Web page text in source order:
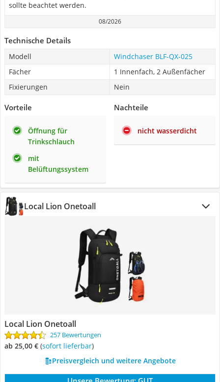
sollte beachtet werden.
08/2026
Technische Details
Modell
Windchaser BLF-QX-025
Fächer
1 Innenfach, 2 Außenfächer
Fixierungen
Nein
Vorteile
Öffnung für
Trinkschlauch
mit
Belüftungssystem
Nachteile
nicht wasserdicht
Local Lion Onetoall
Local Lion Onetoall
257 Bewertungen
ab 25,00 € ( Sofort lieferbar)
Preisvergleich und weitere Angebote